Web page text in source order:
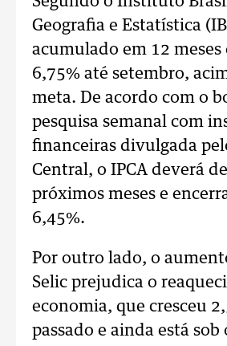
Geografia e Estatística
acumulado em 12 meses
6,75% até setembro,
meta. De acordo com o
pesquisa semanal com
financeiras divulgada
Central, o IPCA deverá
próximos meses e
6,45%.
Por outro lado, o
Selic prejudica o
economia, que cresceu
passado e ainda está sob